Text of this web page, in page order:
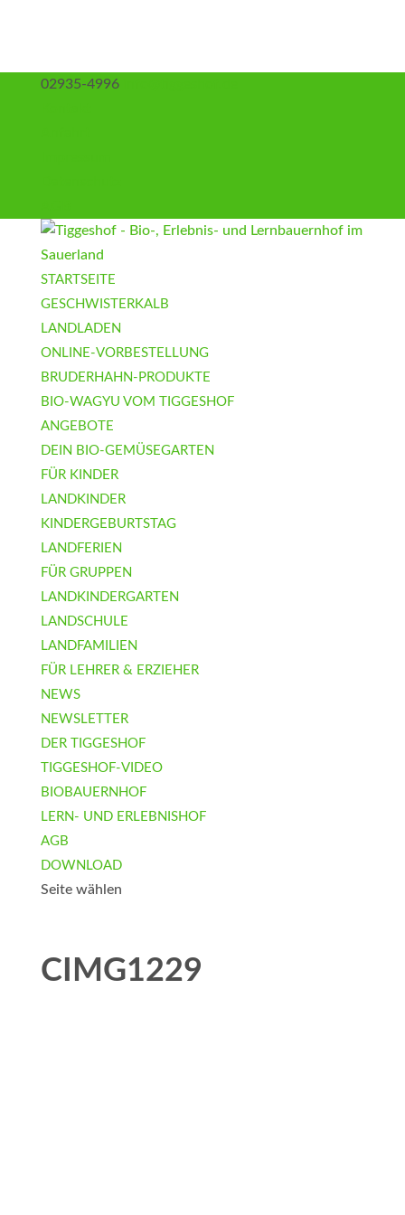
02935-4996
STARTSEITE
GESCHWISTERKALB
LANDLADEN
ONLINE-VORBESTELLUNG
BRUDERHAHN-PRODUKTE
BIO-WAGYU VOM TIGGESHOF
ANGEBOTE
DEIN BIO-GEMÜSEGARTEN
FÜR KINDER
LANDKINDER
KINDERGEBURTSTAG
LANDFERIEN
FÜR GRUPPEN
LANDKINDERGARTEN
LANDSCHULE
LANDFAMILIEN
FÜR LEHRER & ERZIEHER
NEWS
NEWSLETTER
DER TIGGESHOF
TIGGESHOF-VIDEO
BIOBAUERNHOF
LERN- UND ERLEBNISHOF
AGB
DOWNLOAD
Seite wählen
CIMG1229